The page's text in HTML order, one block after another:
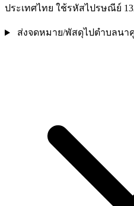
ประเทศไทย ใช้รหัสไปรษณีย์
ส่งจดหมาย/พัสดุไปตำบลนา